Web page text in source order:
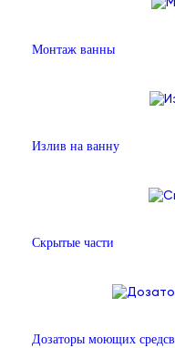
Монтаж ванны
Излив на ванну
Скрытые части
Дозаторы моющих средсв